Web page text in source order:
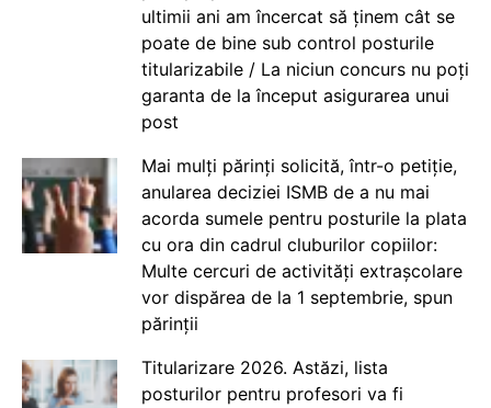
ultimii ani am încercat să ținem cât se
poate de bine sub control posturile
titularizabile / La niciun concurs nu poți
garanta de la început asigurarea unui
post
Mai mulți părinți solicită, într-o petiție,
anularea deciziei ISMB de a nu mai
acorda sumele pentru posturile la plata
cu ora din cadrul cluburilor copiilor:
Multe cercuri de activități extrașcolare
vor dispărea de la 1 septembrie, spun
părinții
Titularizare 2026. Astăzi, lista
posturilor pentru profesori va fi